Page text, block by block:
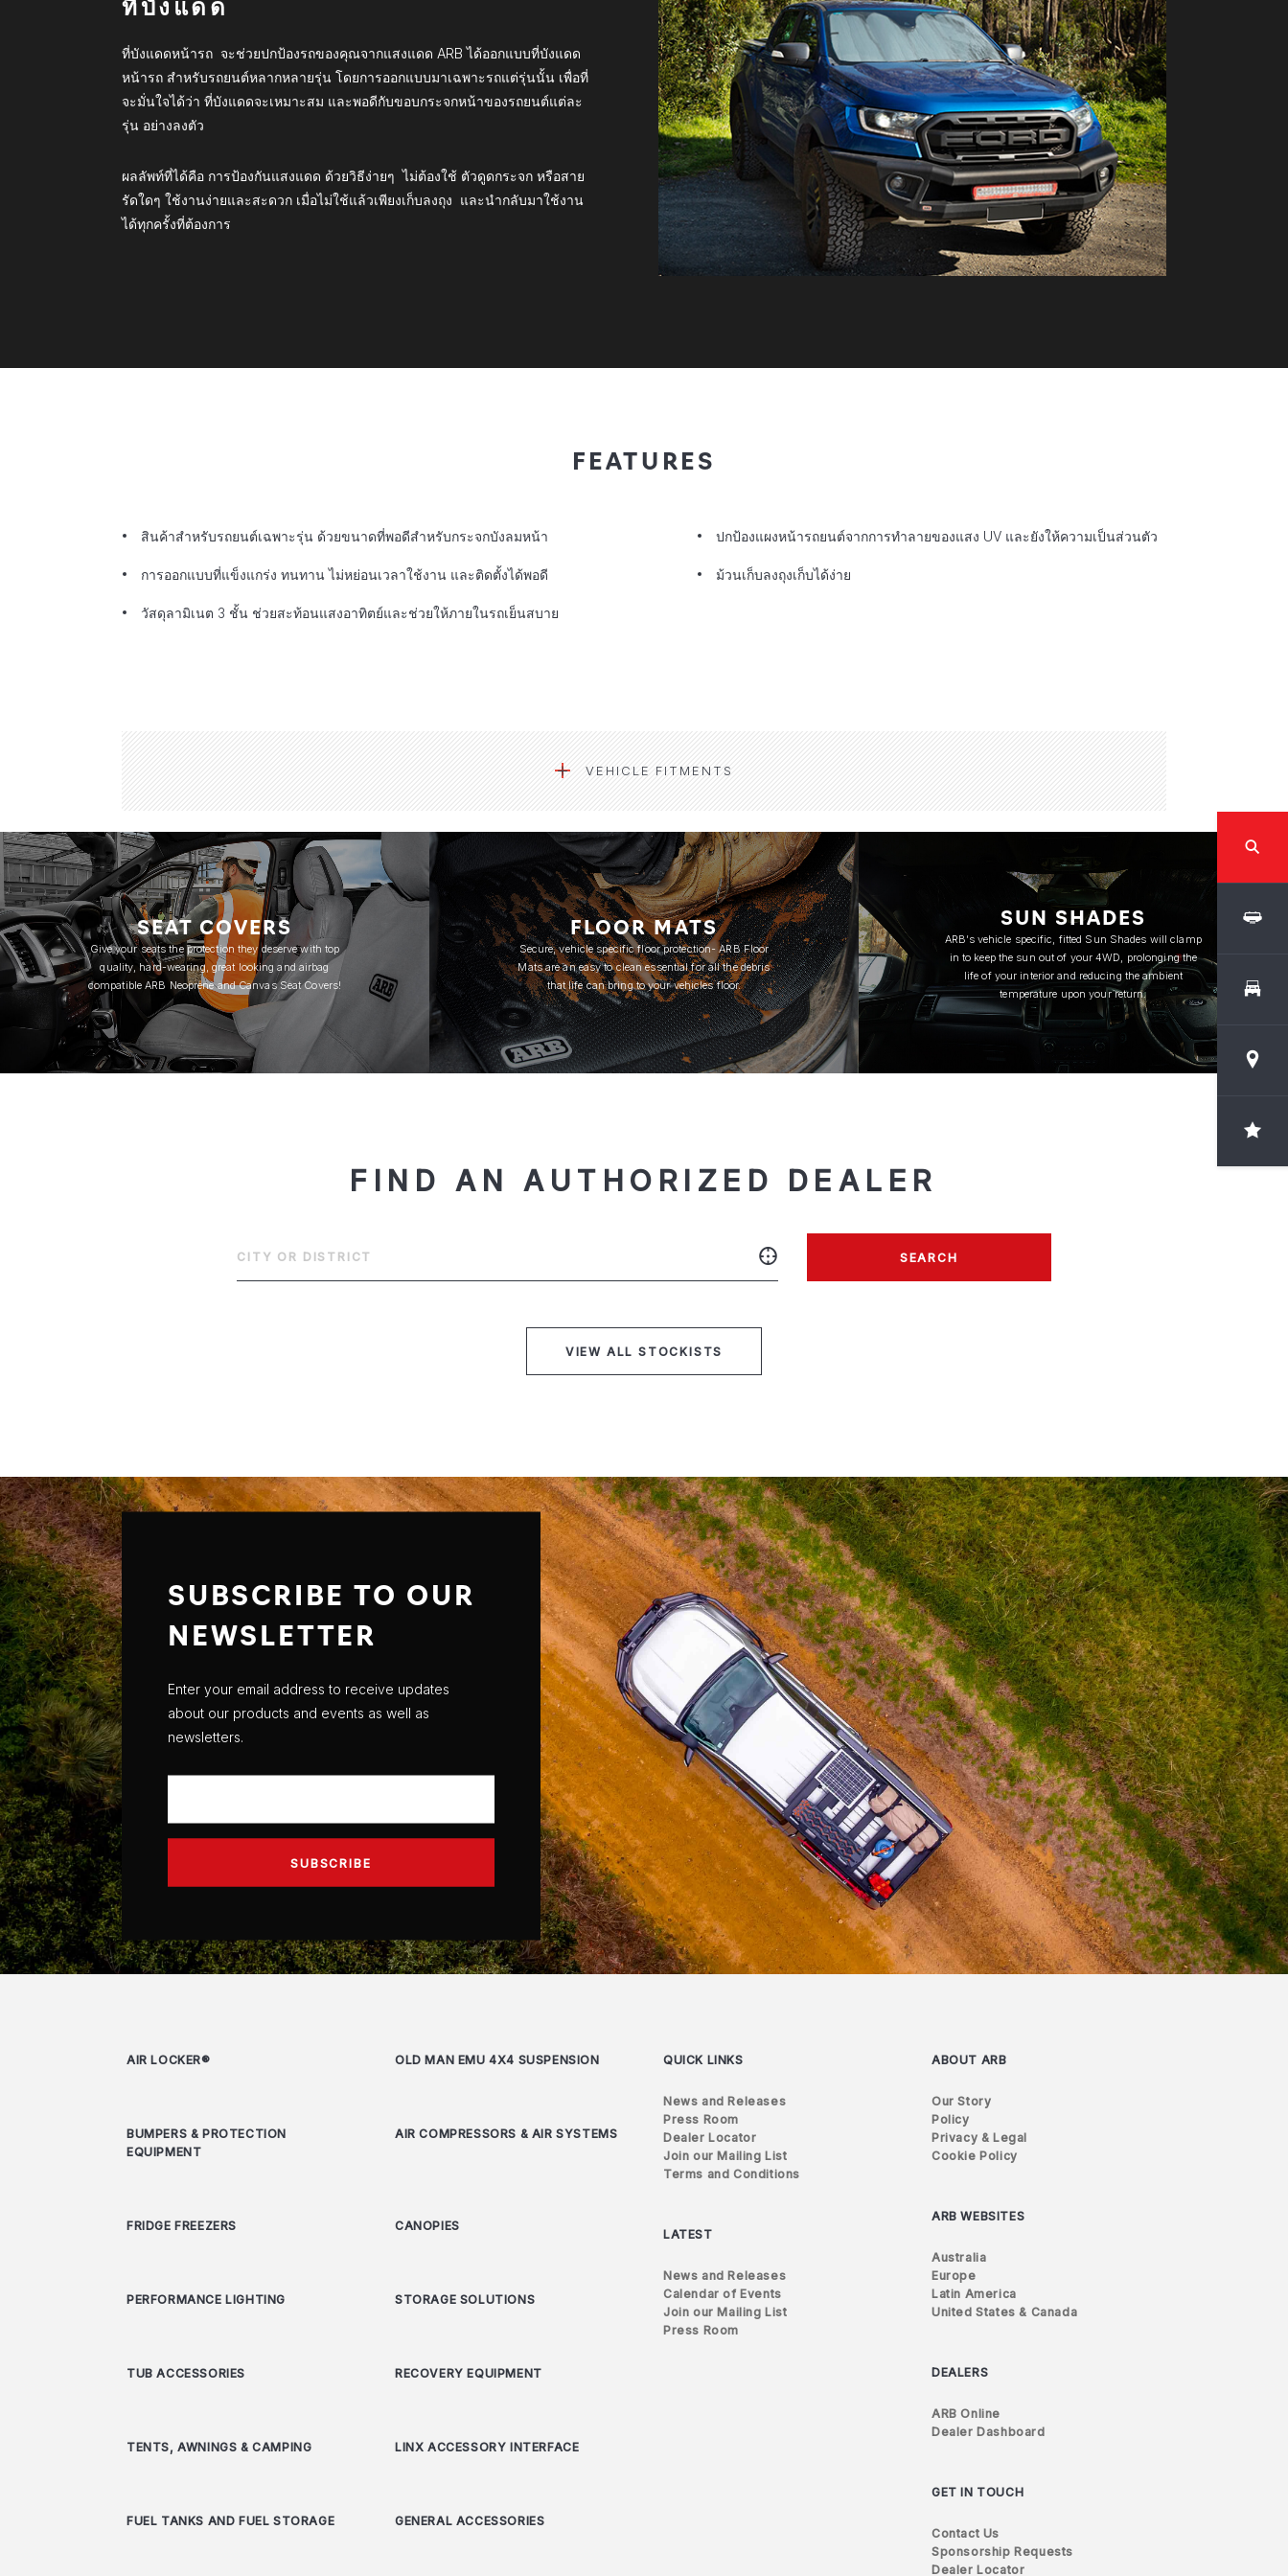
ที่บังแดดหน้ารถ จะช่วยปกป้องรถของคุณจากแสงแดด ARB ได้ออกแบบที่บังแดด
หน้ารถ สำหรับรถยนต์หลากหลายรุ่น โดยการออกแบบมาเฉพาะรถแต่รุ่นนั้น เพื่อที่
จะมั่นใจได้ว่า ที่บังแดดจะเหมาะสม และพอดีกับขอบกระจกหน้าของรถยนต์แต่ละ
รุ่น อย่างลงตัว
ผลลัพท์ที่ได้คือ การป้องกันแสงแดด ด้วยวิธีง่ายๆ ไม่ต้องใช้ ตัวดูดกระจก หรือสาย
รัดใดๆ ใช้งานง่ายและสะดวก เมื่อไม่ใช้แล้วเพียงเก็บลงถุง และนำกลับมาใช้งาน
ได้ทุกครั้งที่ต้องการ
FEATURES
สินค้าสำหรับรถยนต์เฉพาะรุ่น ด้วยขนาดที่พอดีสำหรับกระจกบังลมหน้า
การออกแบบที่แข็งแกร่ง ทนทาน ไม่หย่อนเวลาใช้งาน และติดตั้งได้พอดี
วัสดุลามิเนต 3 ชั้น ช่วยสะท้อนแสงอาทิตย์และช่วยให้ภายในรถเย็นสบาย
ปกป้องแผงหน้ารถยนต์จากการทำลายของแสง UV และยังให้ความเป็นส่วนตัว
ม้วนเก็บลงถุงเก็บได้ง่าย
VEHICLE FITMENTS
SEAT COVERS
Give your seats the protection they deserve with top
quality, hard-wearing, great looking and airbag
compatible ARB Neoprene and Canvas Seat Covers!
FLOOR MATS
Secure, vehicle specific floor protection- ARB Floor
Mats are an easy to clean essential for all the debris
that life can bring to your vehicles floor.
SUN SHADES
ARB’s vehicle specific, fitted Sun Shades will clamp
in to keep the sun out of your 4WD, prolonging the
life of your interior and reducing the ambient
temperature upon your return.
FIND AN AUTHORIZED DEALER
SEARCH
VIEW ALL STOCKISTS
SUBSCRIBE TO OUR
NEWSLETTER
Enter your email address to receive updates
about our products and events as well as
newsletters.
AIR LOCKER® OLD MAN EMU 4X4 SUSPENSION
BUMPERS & PROTECTION
EQUIPMENT
AIR COMPRESSORS & AIR SYSTEMS
FRIDGE FREEZERS CANOPIES
PERFORMANCE LIGHTING STORAGE SOLUTIONS
TUB ACCESSORIES RECOVERY EQUIPMENT
TENTS, AWNINGS & CAMPING LINX ACCESSORY INTERFACE
FUEL TANKS AND FUEL STORAGE GENERAL ACCESSORIES
QUICK LINKS
News and Releases
Press Room
Dealer Locator
Join our Mailing List
Terms and Conditions
LATEST
News and Releases
Calendar of Events
Join our Mailing List
Press Room
ABOUT ARB
Our Story
Policy
Privacy & Legal
Cookie Policy
ARB WEBSITES
Australia
Europe
Latin America
United States & Canada
DEALERS
ARB Online
Dealer Dashboard
GET IN TOUCH
Contact Us
Sponsorship Requests
Dealer Locator